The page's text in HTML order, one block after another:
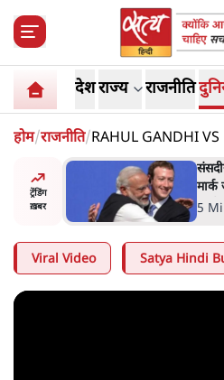
देशराज्य राजनीति
होम/राजनीति/RAHUL GANDHI
प्रधानमंत्री!' | राहुल ने
ट्रेंडिंग
ख़बर
एनसीपी
इंदिरा
हैं?
माफी
5
Viral Video Satya Hindi